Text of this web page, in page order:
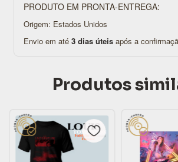
PRODUTO EM PRONTA-ENTREGA:
Origem: Estados Unidos
Envio em até 3 dias úteis após a
Produtos